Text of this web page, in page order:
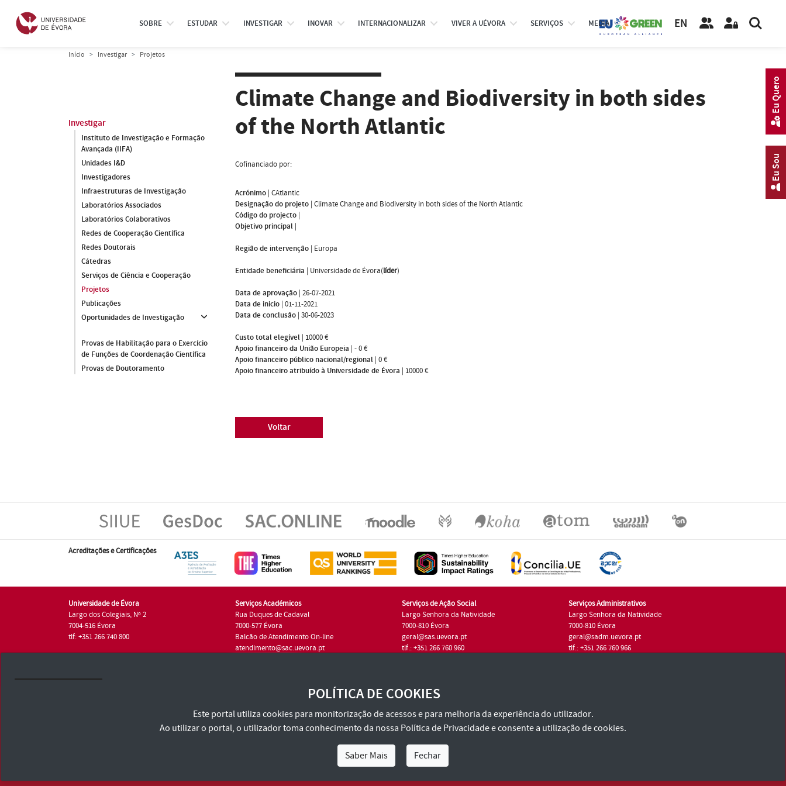
SOBRE ESTUDAR INVESTIGAR INOVAR INTERNACIONALIZAR VIVER A UÉVORA SERVIÇOS MEDIA EN
Início Investigar Projetos
Investigar
Instituto de Investigação e Formação
Avançada (IIFA)
Unidades I&D
Investigadores
Infraestruturas de Investigação
Laboratórios Associados
Laboratórios Colaborativos
Redes de Cooperação Científica
Redes Doutorais
Cátedras
Serviços de Ciência e Cooperação
Projetos
Publicações
Oportunidades de Investigação
Provas de Habilitação para o Exercício
de Funções de Coordenação Científica
Provas de Doutoramento
Climate Change and Biodiversity in both sides
of the North Atlantic
Cofinanciado por:
Acrónimo | CAtlantic
Designação do projeto | Climate Change and Biodiversity in both sides of the North Atlantic
Código do projecto |
Objetivo principal |
Região de intervenção | Europa
Entidade beneficiária | Universidade de Évora(líder)
Data de aprovação | 26-07-2021
Data de inicio | 01-11-2021
Data de conclusão | 30-06-2023
Custo total elegível | 10000 €
Apoio financeiro da União Europeia | - 0 €
Apoio financeiro público nacional/regional | 0 €
Apoio financeiro atribuído à Universidade de Évora | 10000 €
Voltar
Acreditações e Certificações
Universidade de Évora
Largo dos Colegiais, Nº 2
7004-516 Évora
tlf: +351 266 740 800
Serviços Académicos
Rua Duques de Cadaval
7000-577 Évora
Balcão de Atendimento On-line
atendimento@sac.uevora.pt
Serviços de Ação Social
Largo Senhora da Natividade
7000-810 Évora
geral@sas.uevora.pt
tlf.: +351 266 760 960
Serviços Administrativos
Largo Senhora da Natividade
7000-810 Évora
geral@sadm.uevora.pt
tlf.: +351 266 760 966
Consulte os Termos e Condições e Política de Privacidade
Eu Sou
Eu Quero
POLÍTICA DE COOKIES
Este portal utiliza cookies para monitorização de acessos e para melhoria da experiência do utilizador.
Ao utilizar o portal, o utilizador toma conhecimento da nossa Política de Privacidadee consente a utilização de cookies.
Saber Mais Fechar